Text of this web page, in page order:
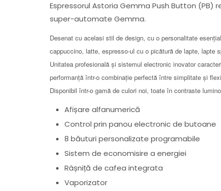
Espressorul Astoria Gemma Push Button
super-automate Gemma.
Desenat cu acelasi stil de design, cu o personalitate
cappuccino, latte, espresso-ul cu o picătură de lapte, lapte
Unitatea profesională și sistemul electronic inovator
performanță într-o combinație perfectă între simplitate și
Disponibil într-o gamă de culori noi, toate în contraste
Afișare alfanumerică
Control prin panou electronic de butoane
8 băuturi personalizate programabile
Sistem de economisire a energiei
Râșniță de cafea integrata
Vaporizator